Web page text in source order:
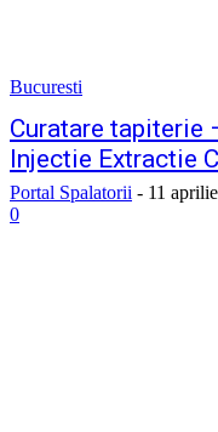
Bucuresti
Curatare tapiterie
Injectie Extractie
Portal Spalatorii - 11
0